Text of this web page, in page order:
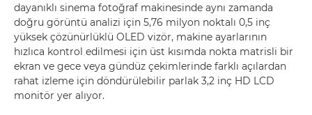
dayanıklı sinema fotoğraf makinesinde aynı zamanda
doğru görüntü analizi için 5,76 milyon noktalı 0,5 inç
yüksek çözünürlüklü OLED vizör, makine ayarlarının
hızlıca kontrol edilmesi için üst kısımda nokta matrisli bir
ekran ve gece veya gündüz çekimlerinde farklı açılardan
rahat izleme için döndürülebilir parlak 3,2 inç HD LCD
monitör yer alıyor.